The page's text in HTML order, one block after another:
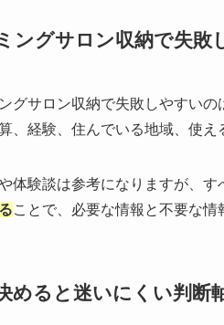
ングサロン収納で失敗
グサロン収納で失敗しやすい
、経験、住んでいる地域、使え
体験談は参考になりますが、す
ことで、必要な情報と不要な情
めると迷いにくい判断